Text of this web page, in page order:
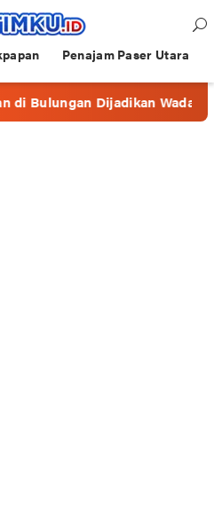
Penajam Paser Utara
Dijadikan Wadah Prostitusi